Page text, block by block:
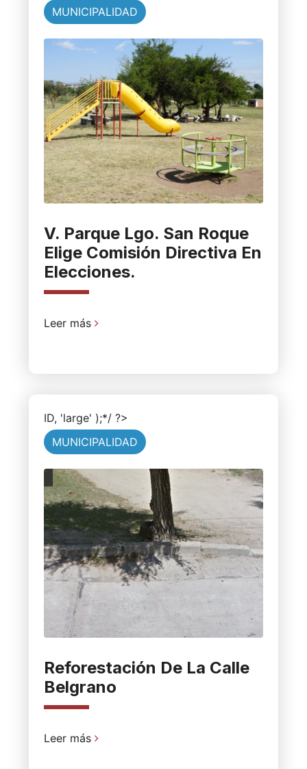
MUNICIPALIDAD
V. Parque Lgo. San Roque
Elige Comisión Directiva En
Elecciones.
Leer más
ID, 'large' );*/ ?>
MUNICIPALIDAD
Reforestación De La Calle
Belgrano
Leer más